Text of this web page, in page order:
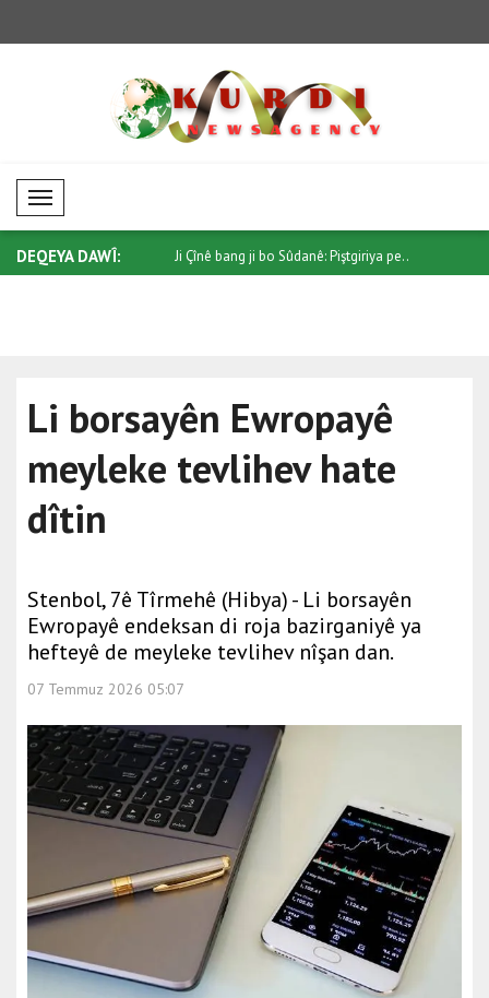
Mobil Menü
DEQEYA DAWÎ:
bo Sûdanê: Piştgiriya pe.. Trump ji Senatoyê re bang kir ku
Li borsayên Ewropayê
meyleke tevlihev hate
dîtin
Stenbol, 7ê Tîrmehê (Hibya) - Li borsayên
Ewropayê endeksan di roja bazirganiyê ya
hefteyê de meyleke tevlihev nîşan dan.
07 Temmuz 2026 05:07